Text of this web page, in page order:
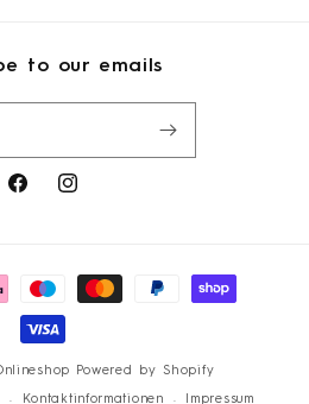
to our emails
FacebookInstagram
Powered by Shopify
Kontaktinformationen Impressum